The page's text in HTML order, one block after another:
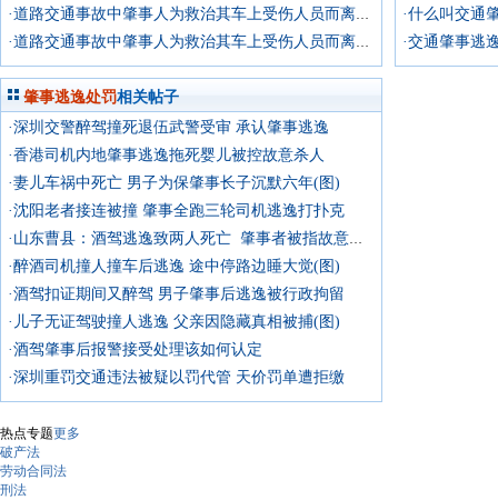
·道路交通事故中肇事人为救治其车上受伤人员而离开事故现场是否构成肇事逃逸
·道路交通事故中肇事人为救治其车上受伤人员而离开事故现场是否构成肇事逃逸
·什么叫交通
·交通肇事逃
肇事逃逸处罚相关帖子
·深圳交警醉驾撞死退伍武警受审 承认肇事逃逸
·香港司机内地肇事逃逸拖死婴儿被控故意杀人
·妻儿车祸中死亡 男子为保肇事长子沉默六年(图)
·沈阳老者接连被撞 肇事全跑三轮司机逃逸打扑克
·山东曹县：酒驾逃逸致两人死亡 肇事者被指故意杀人
·醉酒司机撞人撞车后逃逸 途中停路边睡大觉(图)
·酒驾扣证期间又醉驾 男子肇事后逃逸被行政拘留
·儿子无证驾驶撞人逃逸 父亲因隐藏真相被捕(图)
·酒驾肇事后报警接受处理该如何认定
·深圳重罚交通违法被疑以罚代管 天价罚单遭拒缴
热点专题更多
破产法
劳动合同法
刑法